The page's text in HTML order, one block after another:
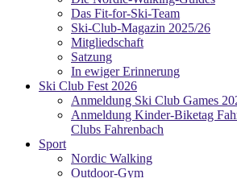
Das Fit-for-Ski-Team
Ski-Club-Magazin 2025/26
Mitgliedschaft
Satzung
In ewiger Erinnerung
Ski Club Fest 2026
Anmeldung Ski Club Games
Anmeldung Kinder-Biketag
Clubs Fahrenbach
Sport
Nordic Walking
Outdoor-Gym